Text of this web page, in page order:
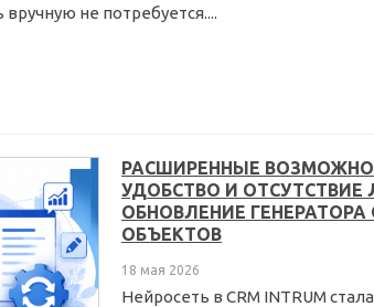
не потребуется....
РАСШИРЕННЫЕ
УДОБСТВО И
ОБНОВЛЕНИЕ
ОБЪЕКТОВ
18 мая 2026
Нейросеть в CRM INTRUM